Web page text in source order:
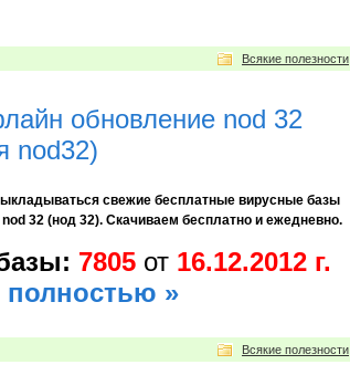
Всякие полезности
обновление nod 32
nod32)
свежие бесплатные вирусные базы
32 (нод 32). Скачиваем бесплатно и ежедневно.
7805от 16.12.2012 г.
полностью »
Всякие полезности